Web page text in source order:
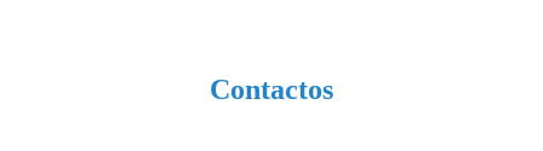
Contactos